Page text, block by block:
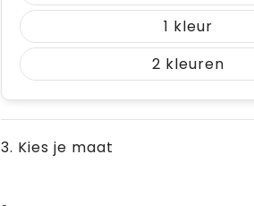
1
2
3. Kies je maat